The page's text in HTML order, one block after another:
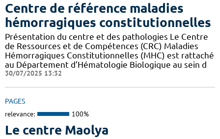
Centre de référence maladies
hémorragiques constitutionnelles
Présentation du centre et des pathologies Le Centre
de Ressources et de Compétences (CRC) Maladies
Hémorragiques Constitutionnelles (MHC) est rattaché
au Département d’Hématologie Biologique au sein d
30/07/2025 13:32
PAGES
relevance: 100%
Le centre Maolya